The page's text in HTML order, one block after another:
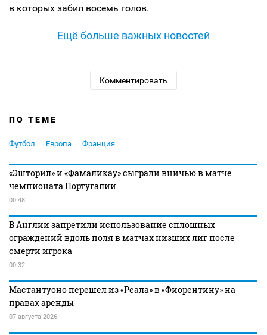
в которых забил восемь голов.
Ещё больше важных новостей
Комментировать
ПО ТЕМЕ
Футбол Европа Франция
«Эшторил» и «Фамаликау» сыграли вничью в матче
чемпионата Португалии
00:48
В Англии запретили использование сплошных
ограждений вдоль поля в матчах низших лиг после
смерти игрока
00:32
Мастантуоно перешел из «Реала» в «Фиорентину» на
правах аренды
07 августа 2026